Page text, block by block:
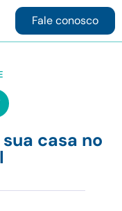
Fale conosco
casa no